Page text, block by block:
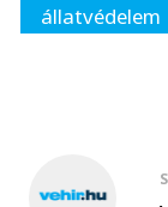
állatvédelem